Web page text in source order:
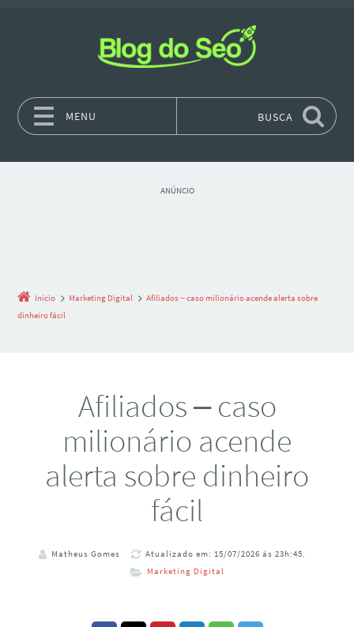
MENU BUSCA
ANÚNCIO
Início Marketing Digital
Afiliados – caso milionário acende alerta sobre
dinheiro fácil
Afiliados – caso
milionário acende
alerta sobre dinheiro
fácil
Matheus Gomes
Atualizado em: 15/07/2026 ás 23h:45.
Marketing Digital